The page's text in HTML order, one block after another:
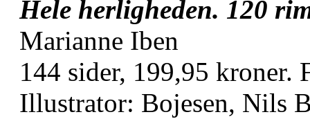
Hele herligheden. 120
Marianne Iben
144 sider, 199,95 kroner.
Illustrator: Bojesen, Nils